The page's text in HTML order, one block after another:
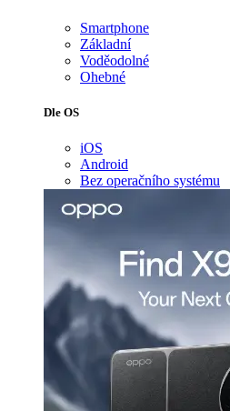
Smartphone
Základní
Voděodolné
Ohebné
Dle OS
iOS
Android
Bez operačního systému